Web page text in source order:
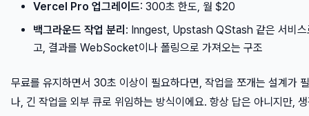
Vercel Pro 업그레이드: 300초 한도, 월 $20
백그라운드 작업 분리 : Inngest, Upstash QStash 같은 서비스
고, 결과를 WebSocket이나 폴링으로 가져오는 구조
무료를 유지하면서 30초 이상이 필요하다면, 작업을 쪼개는 설계가
나, 긴 작업을 외부 큐로 위임하는 방식이에요. 항상 답은 아니지만,